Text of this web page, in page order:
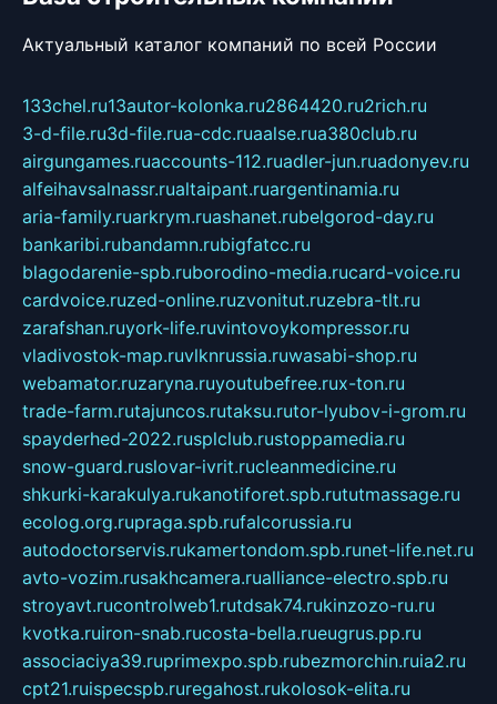
Актуальный каталог компаний по всей России
133chel.ru13autor-kolonka.ru2864420.ru2rich.ru
3-d-file.ru3d-file.rua-cdc.ruaalse.rua380club.ru
airgungames.ruaccounts-112.ruadler-jun.ruadonyev.ru
alfeihavsalnassr.rualtaipant.ruargentinamia.ru
aria-family.ruarkrym.ruashanet.rubelgorod-day.ru
bankaribi.rubandamn.rubigfatcc.ru
blagodarenie-spb.ruborodino-media.rucard-voice.ru
cardvoice.ruzed-online.ruzvonitut.ruzebra-tlt.ru
zarafshan.ruyork-life.ruvintovoykompressor.ru
vladivostok-map.ruvlknrussia.ruwasabi-shop.ru
webamator.ruzaryna.ruyoutubefree.rux-ton.ru
trade-farm.rutajuncos.rutaksu.rutor-lyubov-i-grom.ru
spayderhed-2022.rusplclub.rustoppamedia.ru
snow-guard.ruslovar-ivrit.rucleanmedicine.ru
shkurki-karakulya.rukanotiforet.spb.rututmassage.ru
ecolog.org.rupraga.spb.rufalcorussia.ru
autodoctorservis.rukamertondom.spb.runet-life.net.ru
avto-vozim.rusakhcamera.rualliance-electro.spb.ru
stroyavt.rucontrolweb1.rutdsak74.rukinzozo-ru.ru
kvotka.ruiron-snab.rucosta-bella.rueugrus.pp.ru
associaciya39.ruprimexpo.spb.rubezmorchin.ruia2.ru
cpt21.ruispecspb.ruregahost.rukolosok-elita.ru